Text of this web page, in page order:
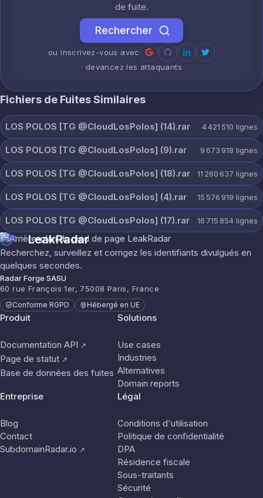
de fuite.
Rechercher
ou inscrivez-vous avec
· devancez les attaquants
Fichiers de Fuites Similaires
LOS POLOS [TG @CloudLosPolos] (14).rar 4 421 510 lignes
LOS POLOS [TG @CloudLosPolos] (9).rar 9 673 918 lignes
LOS POLOS [TG @CloudLosPolos] (18).rar 11 260 637 lignes
LOS POLOS [TG @CloudLosPolos] (4).rar 15 576 919 lignes
LOS POLOS [TG @CloudLosPolos] (17).rar 16 715 854 lignes
LeakRadar
Recherchez, surveillez et corrigez les identifiants divulgués en
quelques secondes.
Radar Forge SASU
60 rue François 1er, 75008 Paris, France
Conforme RGPD Hébergé en UE
Produit
Documentation API ↗
Page de statut ↗
Base de données des fuites
Solutions
Use cases
Industries
Alternatives
Domain reports
Entreprise
Blog
Contact
SubdomainRadar.io ↗
Légal
Conditions d'utilisation
Politique de confidentialité
DPA
Résidence fiscale
Sous-traitants
Sécurité